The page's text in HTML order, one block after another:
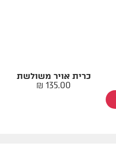
כרית אויר משולשת
135.00
₪